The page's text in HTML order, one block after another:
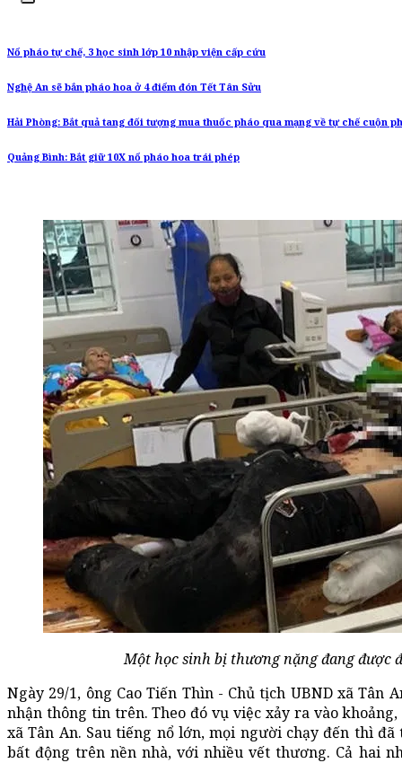
Nổ pháo tự chế, 3 học sinh lớp 10 nhập viện cấp cứu
Nghệ An sẽ bắn pháo hoa ở 4 điểm đón Tết Tân Sửu
Hải Phòng: Bắt quả tang đối tượng mua thuốc pháo qua mạng về tự chế cuộn
Quảng Bình: Bắt giữ 10X nổ pháo hoa trái phép
Một học sinh bị thương nặng đang được
Ngày 29/1, ông Cao Tiến Thìn - Chủ tịch UBND xã Tân
nhận thông tin trên. Theo đó vụ việc xảy ra vào khoảng,
xã Tân An. Sau tiếng nổ lớn, mọi người chạy đến thì đã
bất động trên nền nhà, với nhiều vết thương. Cả hai